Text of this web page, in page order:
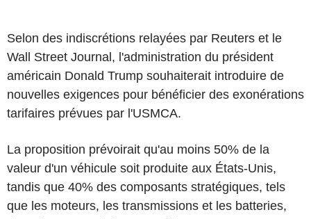
Selon des indiscrétions relayées par Reuters et le
Wall Street Journal, l'administration du président
américain Donald Trump souhaiterait introduire de
nouvelles exigences pour bénéficier des exonérations
tarifaires prévues par l'USMCA.
La proposition prévoirait qu'au moins 50% de la
valeur d'un véhicule soit produite aux États-Unis,
tandis que 40% des composants stratégiques, tels
que les moteurs, les transmissions et les batteries,